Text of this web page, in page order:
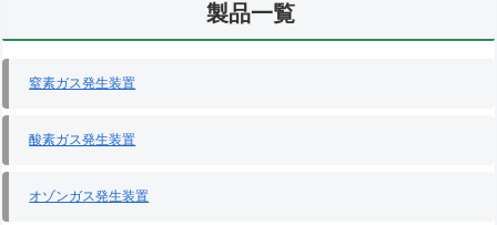
製品一覧
窒素ガス発生装置
酸素ガス発生装置
オゾンガス発生装置